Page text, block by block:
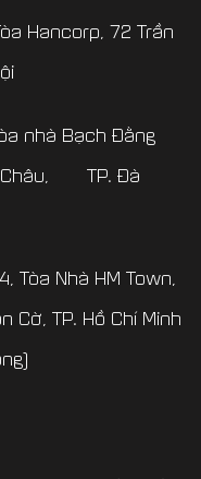
Hancorp, 72 Trần
nhà Bạch Đằng
Châu, TP. Đà
Tòa Nhà HM Town,
Cờ, TP. Hồ Chí Minh